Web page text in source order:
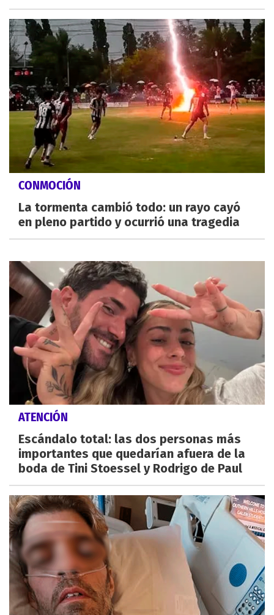
CONMOCIÓN
La tormenta cambió todo: un rayo cayó
en pleno partido y ocurrió una tragedia
ATENCIÓN
Escándalo total: las dos personas más
importantes que quedarían afuera de la
boda de Tini Stoessel y Rodrigo de Paul